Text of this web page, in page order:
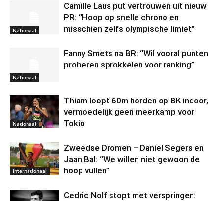
Nationaal
Camille Laus put vertrouwen uit nieuw
PR: “Hoop op snelle chrono en
misschien zelfs olympische limiet”
Nationaal
Fanny Smets na BR: “Wil vooral punten
proberen sprokkelen voor ranking”
Nationaal
Thiam loopt 60m horden op BK indoor,
vermoedelijk geen meerkamp voor
Tokio
Internationaal
Zweedse Dromen – Daniel Segers en
Jaan Bal: “We willen niet gewoon de
hoop vullen”
Cedric Nolf stopt met verspringen: